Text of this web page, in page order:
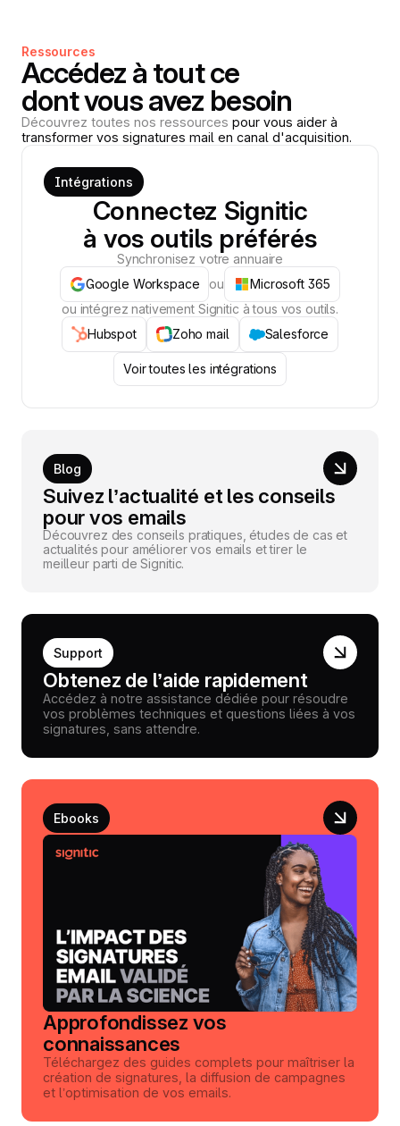
Ressources
Accédez à tout ce
dont vous avez besoin
Découvrez toutes nos ressources pour vous aider à
transformer vos signatures mail en canal d'acquisition.
Intégrations
Connectez Signitic
à vos outils préférés
Synchronisez votre annuaire
Google Workspace
ou
Microsoft 365
ou intégrez nativement Signitic à tous vos outils.
Hubspot
Zoho mail Salesforce
Voir toutes les intégrations
Blog
Suivez l’actualité et les conseils
pour vos emails
Découvrez des conseils pratiques, études de cas et
actualités pour améliorer vos emails et tirer le
meilleur parti de Signitic.
Support
Obtenez de l’aide rapidement
Accédez à notre assistance dédiée pour résoudre
vos problèmes techniques et questions liées à vos
signatures, sans attendre.
Ebooks
Approfondissez vos
connaissances
Téléchargez des guides complets pour maîtriser la
création de signatures, la diffusion de campagnes
et l’optimisation de vos emails.